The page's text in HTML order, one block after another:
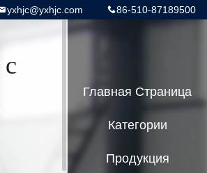
86-510-87189500
yxhjc@yxhjc.com
Главная Страница
Категории
Продукция